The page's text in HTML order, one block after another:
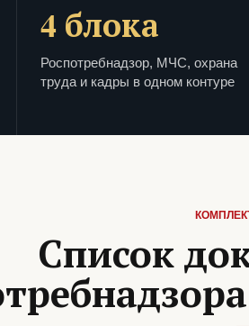
4 блока
Роспотребнадзор, МЧС, охрана
труда и кадры в одном контуре
Список